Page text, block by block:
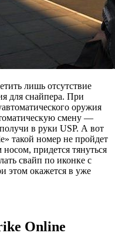
лишь отсутствие
для снайпера. При
оружия
смену —
в руки USP. А вот
такой номер не пройдет
придется тянуться
свайп по иконке с
этом окажется в уже
Online